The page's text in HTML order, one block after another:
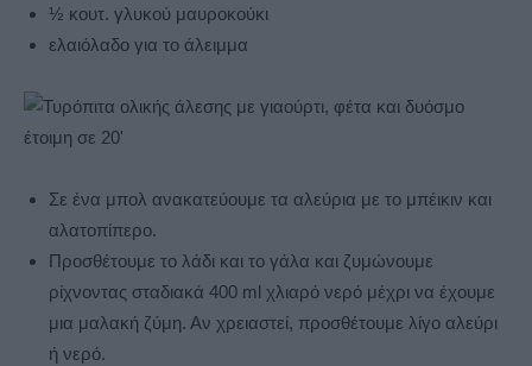
½ κουτ. γλυκού μαυροκούκι
ελαιόλαδο για το άλειμμα
Σε ένα μπολ ανακατεύουμε τα αλεύρια με το μπέικιν και
αλατοπίπερο.
Προσθέτουμε το λάδι και το γάλα και ζυμώνουμε
ρίχνοντας σταδιακά 400 ml χλιαρό νερό μέχρι να έχουμε
μια μαλακή ζύμη. Αν χρειαστεί, προσθέτουμε λίγο αλεύρι
ή νερό.